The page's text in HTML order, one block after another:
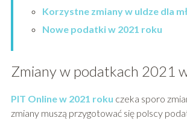
Korzystne zmiany w uldze dla
Nowe podatki w 2021 roku
Zmiany w podatkach 2021
PIT Online w 2021 roku czeka sporo
zmiany muszą przygotować się polscy